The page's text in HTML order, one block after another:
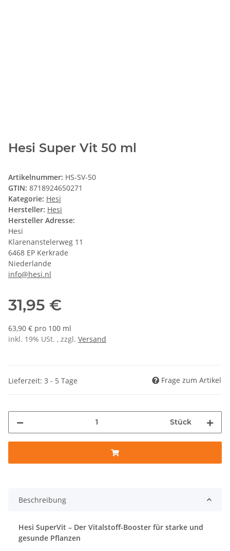
Hesi Super Vit 50 ml
Artikelnummer: HS-SV-50
GTIN: 8718924650271
Kategorie: Hesi
Hersteller: Hesi
Hersteller Adresse:
Hesi
Klarenanstelerweg 11
6468 EP Kerkrade
Niederlande
info@hesi.nl
31,95 €
63,90 € pro 100 ml
inkl. 19% USt. , zzgl. Versand
Lieferzeit: 3 - 5 Tage Frage zum Artikel
Stück
Beschreibung
Hesi SuperVit – Der Vitalstoff-Booster für starke und
gesunde Pflanzen